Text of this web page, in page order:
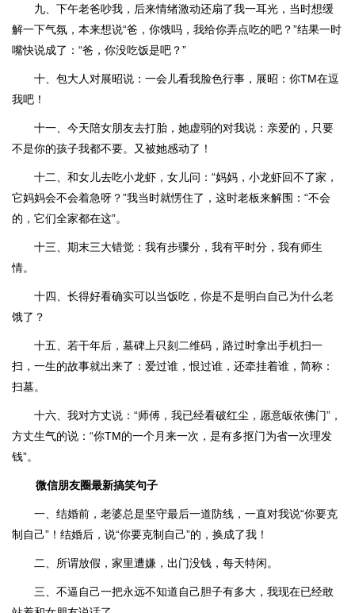
九、下午老爸吵我，后来情绪激动还扇了我一耳光，当时想缓
解一下气氛，本来想说“爸，你饿吗，我给你弄点吃的吧？”结果一时
嘴快说成了：“爸，你没吃饭是吧？”
十、包大人对展昭说：一会儿看我脸色行事，展昭：你TM在逗
我吧！
十一、今天陪女朋友去打胎，她虚弱的对我说：亲爱的，只要
不是你的孩子我都不要。又被她感动了！
十二、和女儿去吃小龙虾，女儿问：“妈妈，小龙虾回不了家，
它妈妈会不会着急呀？”我当时就愣住了，这时老板来解围：“不会
的，它们全家都在这”。
十三、期末三大错觉：我有步骤分，我有平时分，我有师生
情。
十四、长得好看确实可以当饭吃，你是不是明白自己为什么老
饿了？
十五、若干年后，墓碑上只刻二维码，路过时拿出手机扫一
扫，一生的故事就出来了：爱过谁，恨过谁，还牵挂着谁，简称：
扫墓。
十六、我对方丈说：“师傅，我已经看破红尘，愿意皈依佛门”，
方丈生气的说：“你TM的一个月来一次，是有多抠门为省一次理发
钱”。
微信朋友圈最新搞笑句子
一、结婚前，老婆总是坚守最后一道防线，一直对我说“你要克
制自己”！结婚后，说“你要克制自己”的，换成了我！
二、所谓放假，家里遭嫌，出门没钱，每天特闲。
三、不逼自己一把永远不知道自己胆子有多大，我现在已经敢